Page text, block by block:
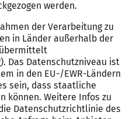
mit unserer Hilfe eine
Zusammenarbeit
bewerben